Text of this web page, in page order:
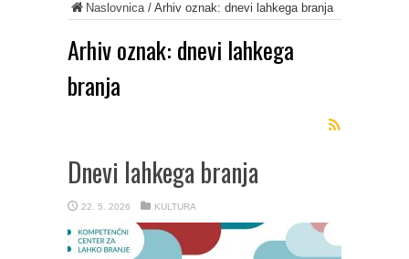
Naslovnica/ Arhiv oznak: dnevi lahkega branja
Arhiv oznak: dnevi lahkega
branja
Dnevi lahkega branja
22. 5. 2026 KULTURA